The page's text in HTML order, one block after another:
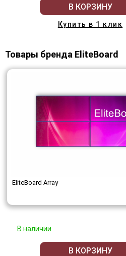
В КОРЗИНУ
Купить в 1 клик
Товары бренда EliteBoard
EliteBoard Array
В наличии
В КОРЗИНУ